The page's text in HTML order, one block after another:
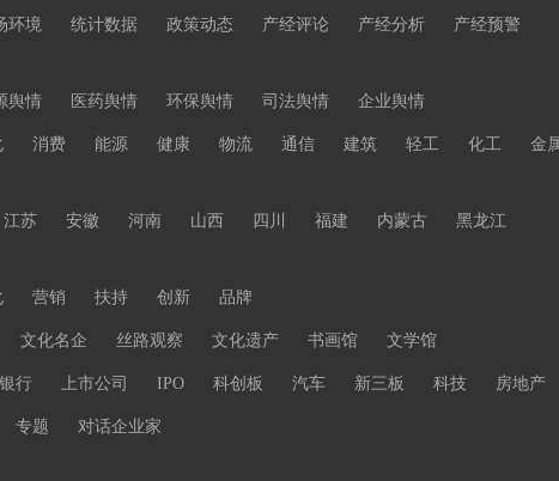
环境 统计数据 政策动态 产经评论 产经分析
产经预警
舆情 医药舆情 环保舆情 司法舆情 企业舆情
消费 能源 健康 物流 通信 建筑 轻工 化工
金
江苏 安徽 河南 山西 四川 福建 内蒙古
黑龙江
营销 扶持 创新 品牌
文化名企 丝路观察 文化遗产 书画馆 文学馆
银行 上市公司 IPO 科创板 汽车 新三板 科技 房地产
专题 对话企业家